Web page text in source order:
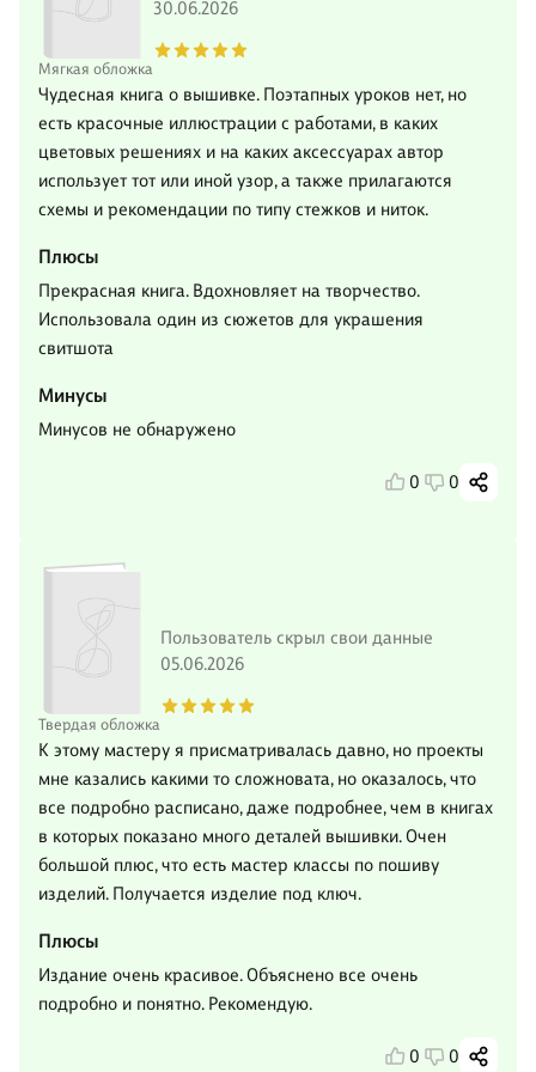
Мягкая обложка
30.06.2026
Чудесная книга о вышивке. Поэтапных уроков нет, но
есть красочные иллюстрации с работами, в каких
цветовых решениях и на каких аксессуарах автор
использует тот или иной узор, а также прилагаются
схемы и рекомендации по типу стежков и ниток.
Плюсы
Прекрасная книга. Вдохновляет на творчество.
Использовала один из сюжетов для украшения
свитшота
Минусы
Минусов не обнаружено
0 0
Твердая обложка
Пользователь скрыл свои данные
05.06.2026
К этому мастеру я присматривалась давно, но проекты
мне казались какими то сложновата, но оказалось, что
все подробно расписано, даже подробнее, чем в книгах
в которых показано много деталей вышивки. Очен
большой плюс, что есть мастер классы по пошиву
изделий. Получается изделие под ключ.
Плюсы
Издание очень красивое. Объяснено все очень
подробно и понятно. Рекомендую.
0 0